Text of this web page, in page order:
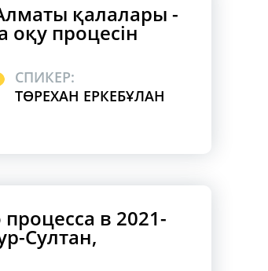
қалалары -
процесін
СПИКЕР:
ТӨРЕХАН ЕРКЕБҰЛАН
в 2021-
Султан,